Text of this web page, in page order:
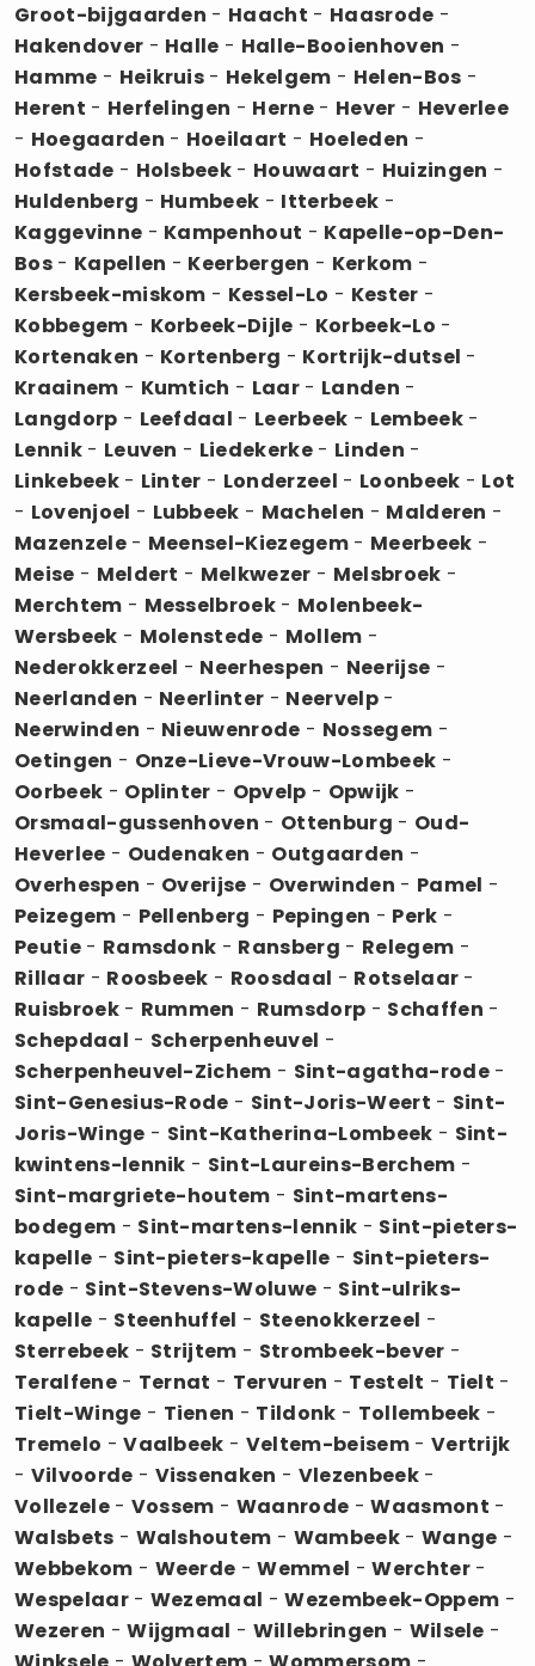
Groot-bijgaarden - Haacht - Haasrode -
Hakendover - Halle - Halle-Booienhoven -
Hamme - Heikruis - Hekelgem - Helen-Bos -
Herent - Herfelingen - Herne - Hever - Heverlee
- Hoegaarden - Hoeilaart - Hoeleden -
Hofstade - Holsbeek - Houwaart - Huizingen -
Huldenberg - Humbeek - Itterbeek -
Kaggevinne - Kampenhout - Kapelle-op-Den-
Bos- Kapellen - Keerbergen - Kerkom -
Kersbeek-miskom - Kessel-Lo - Kester -
Kobbegem - Korbeek-Dijle - Korbeek-Lo -
Kortenaken - Kortenberg - Kortrijk-dutsel -
Kraainem - Kumtich - Laar - Landen -
Langdorp - Leefdaal - Leerbeek - Lembeek-
Lennik- Leuven - Liedekerke- Linden -
Linkebeek- Linter - Londerzeel - Loonbeek - Lot
- Lovenjoel - Lubbeek - Machelen - Malderen -
Mazenzele- Meensel-Kiezegem- Meerbeek -
Meise - Meldert - Melkwezer - Melsbroek -
Merchtem - Messelbroek - Molenbeek-
Wersbeek - Molenstede - Mollem -
Nederokkerzeel - Neerhespen - Neerijse -
Neerlanden - Neerlinter - Neervelp-
Neerwinden - Nieuwenrode - Nossegem -
Oetingen - Onze-Lieve-Vrouw-Lombeek -
Oorbeek - Oplinter - Opvelp - Opwijk -
Orsmaal-gussenhoven - Ottenburg - Oud-
Heverlee - Oudenaken - Outgaarden -
Overhespen - Overijse - Overwinden - Pamel -
Peizegem - Pellenberg - Pepingen - Perk -
Peutie- Ramsdonk - Ransberg - Relegem -
Rillaar - Roosbeek - Roosdaal - Rotselaar -
Ruisbroek- Rummen - Rumsdorp - Schaffen -
Schepdaal - Scherpenheuvel -
Scherpenheuvel-Zichem - Sint-agatha-rode-
Sint-Genesius-Rode - Sint-Joris-Weert - Sint-
Joris-Winge - Sint-Katherina-Lombeek - Sint-
kwintens-lennik - Sint-Laureins-Berchem -
Sint-margriete-houtem - Sint-martens-
bodegem - Sint-martens-lennik - Sint-pieters-
kapelle - Sint-pieters-kapelle - Sint-pieters-
rode - Sint-Stevens-Woluwe - Sint-ulriks-
kapelle - Steenhuffel - Steenokkerzeel -
Sterrebeek - Strijtem - Strombeek-bever -
Teralfene- Ternat - Tervuren - Testelt - Tielt -
Tielt-Winge - Tienen - Tildonk - Tollembeek -
Tremelo -Vaalbeek - Veltem-beisem- Vertrijk
- Vilvoorde - Vissenaken - Vlezenbeek-
Vollezele- Vossem - Waanrode -Waasmont -
Walsbets - Walshoutem - Wambeek- Wange -
Webbekom - Weerde -Wemmel -Werchter-
Wespelaar- Wezemaal -Wezembeek-Oppem -
Wezeren -Wijgmaal - Willebringen - Wilsele -